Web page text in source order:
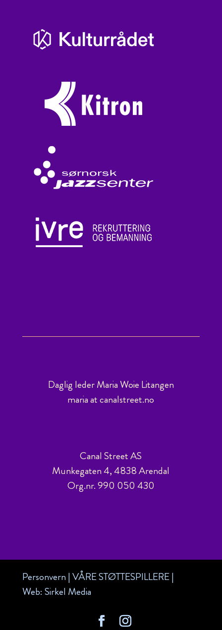
Daglig leder Maria Woie Litangen
maria at canalstreet.no
Canal Street AS
Munkegaten 4, 4838 Arendal
Org.nr. 990 050 430
Personvern|VÅRE STØTTESPILLERE|
Web: Sirkel Media